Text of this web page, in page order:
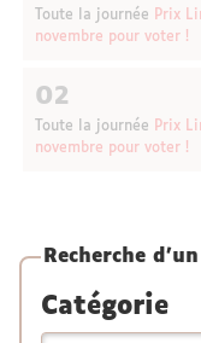
Toute la journée Prix
novembre pour voter !
02
Toute la journée Prix
novembre pour voter !
Recherche
Catégorie